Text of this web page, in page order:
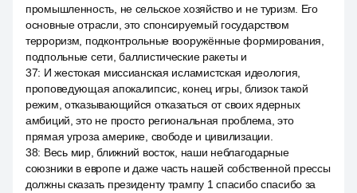
промышленность, не сельское хозяйство и не туризм. Его
основные отрасли, это спонсируемый государством
терроризм, подконтрольные вооружённые формирования,
подпольные сети, баллистические ракеты и
37: И жестокая миссианская исламистская идеология,
проповедующая апокалипсис, конец игры, близок такой
режим, отказывающийся отказаться от своих ядерных
амбиций, это не просто региональная проблема, это
прямая угроза америке, свободе и цивилизации.
38: Весь мир, ближний восток, наши неблагодарные
союзники в европе и даже часть нашей собственной прессы
должны сказать президенту трампу 1 спасибо спасибо за